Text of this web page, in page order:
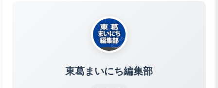
東葛まいにち編集部